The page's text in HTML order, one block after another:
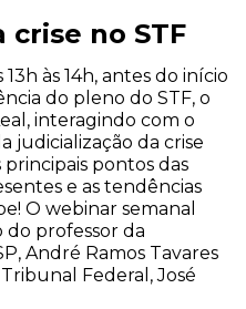
crise no STF
às 14h, antes do início
do pleno do STF, o
interagindo com o
judicialização da crise
pontos das
e as tendências
O webinar semanal
do professor da
André Ramos Tavares
Federal, José